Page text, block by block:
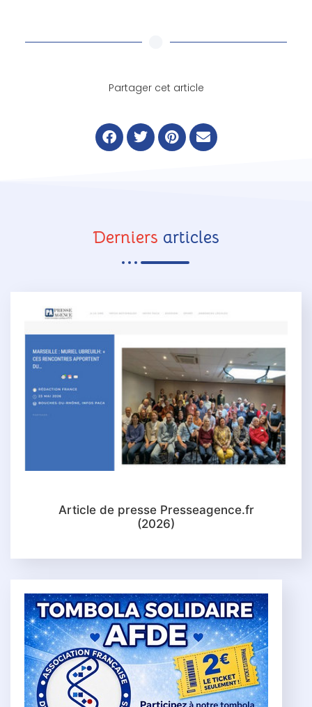
Partager cet article
Derniers articles
Article de presse Presseagence.fr
(2026)